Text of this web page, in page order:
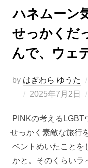
ハネムーン
せっかくだ
んで、ウェ
by はぎわら ゆうた
投
日:
2025年7月2日
PINKの考えるLGBT
せっかく素敵な旅行
ベントめいたことを
かと。そのくらいラ